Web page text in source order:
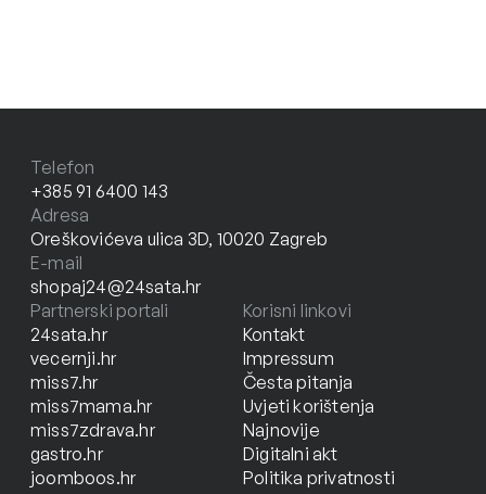
Telefon
+385 91 6400 143
Adresa
Oreškovićeva ulica 3D, 10020 Zagreb
E-mail
shopaj24@24sata.hr
Partnerski portali
24sata.hr
vecernji.hr
miss7.hr
miss7mama.hr
miss7zdrava.hr
gastro.hr
joomboos.hr
Korisni linkovi
Kontakt
Impressum
Česta pitanja
Uvjeti korištenja
Najnovije
Digitalni akt
Politika privatnosti